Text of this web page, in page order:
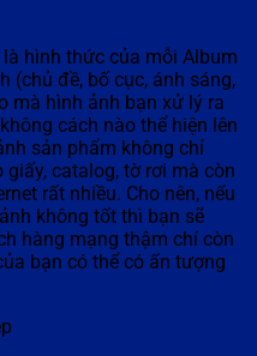
hình thức của mỗi Album
(chủ đề, bố cục, ánh sáng,
mà hình ảnh bạn xử lý ra
cách nào thể hiện lên
sản phẩm không chỉ
catalog, tờ rơi mà còn
rất nhiều. Cho nên, nếu
không tốt thì bạn sẽ
hàng mạng thậm chí còn
bạn có thể có ấn tượng